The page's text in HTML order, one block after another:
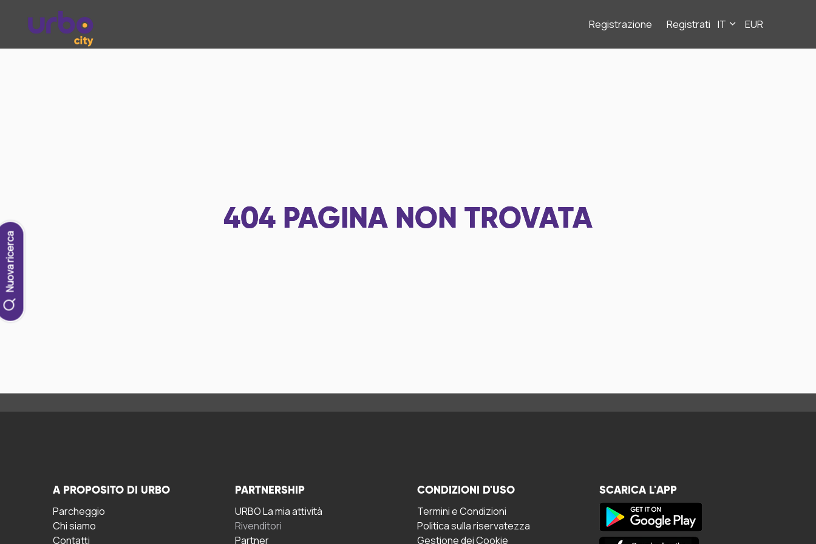
Registrazione Registrati IT EUR
Nuova ricerca
404 PAGINA NON TROVATA
A PROPOSITO DI URBO
Parcheggio
Chi siamo
Contatti
PARTNERSHIP
URBO La mia attività
Rivenditori
Partner
CONDIZIONI D'USO
Termini e Condizioni
Politica sulla riservatezza
Gestione dei Cookie
SCARICA L'APP